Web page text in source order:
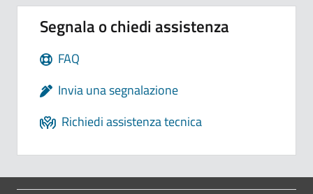
Segnala o chiedi assistenza
FAQ
Invia una segnalazione
Richiedi assistenza tecnica